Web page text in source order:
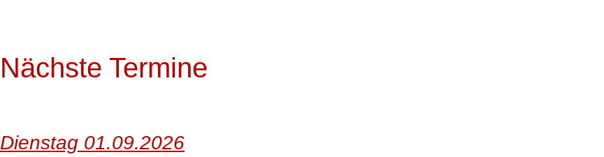
Nächste Termine
Dienstag 01.09.2026